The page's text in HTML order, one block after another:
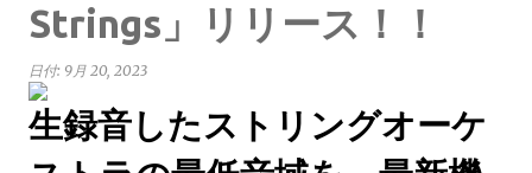
Strings」リリース！！
日付: 9月 20, 2023
生録音したストリングオーケ